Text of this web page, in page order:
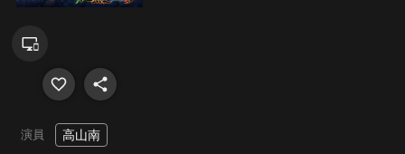
演員 高山南